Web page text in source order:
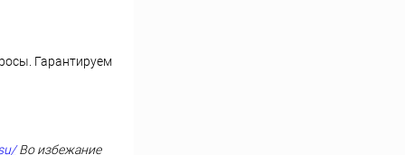
Гарантируем
Во избежание